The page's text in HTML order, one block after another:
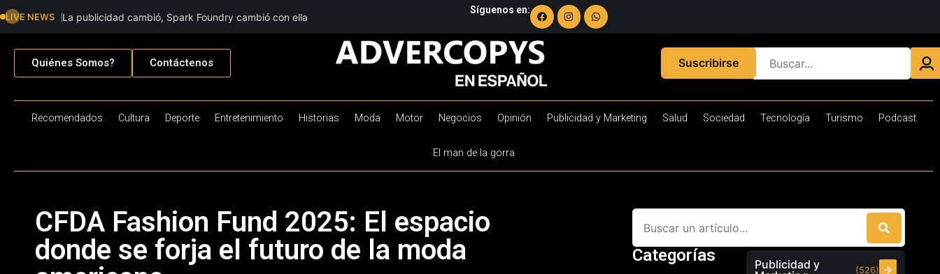
LIVE NEWS La publicidad cambió, Spark Foundry cambió con ella
Síguenos en:
Quiénes Somos? Contáctenos Suscribirse
Recomendados Cultura Deporte Entretenimiento Historias Moda Motor Negocios Opinión Publicidad y Marketing Salud Sociedad Tecnología Turismo Podcast
El man de la gorra
CFDA Fashion Fund 2025: El espacio
donde se forja el futuro de la moda
Categorías
Publicidad y
(526)